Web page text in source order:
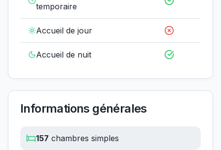
temporaire
Accueil de jour
Accueil de nuit
Informations générales
157 chambres simples